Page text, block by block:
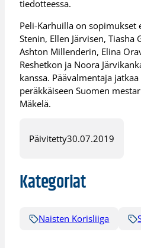
tiedotteessa.
Peli-Karhuilla on sopimukset
Stenin, Ellen Järvisen, Tiasha
Ashton Millenderin, Elina
Reshetkon ja Noora
kanssa. Päävalmentaja
peräkkäiseen Suomen
Mäkelä.
Päivitetty30.07.2019
Kategoriat
Naisten Korisliiga